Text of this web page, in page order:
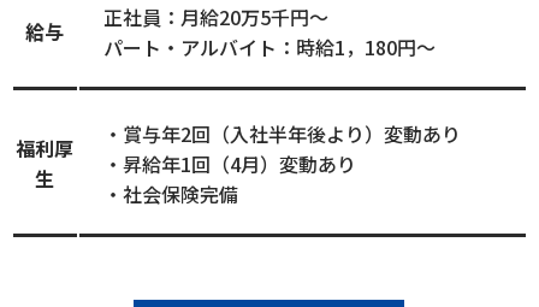
給与
正社員：月給20万5千円～
パート・アルバイト：時給1，180円～
福利厚
生
・賞与年2回（入社半年後より）変動あり
・昇給年1回（4月）変動あり
・社会保険完備